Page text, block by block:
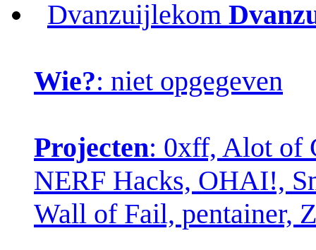
Dvanzuijlekom
Wie?: niet opgegeven
Projecten: 0xff, Alot of
NERF Hacks, OHAI!,
Wall of Fail, pentainer,